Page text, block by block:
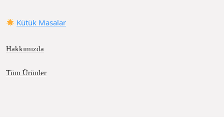
Kütük Masalar
Hakkımızda
Tüm Ürünler